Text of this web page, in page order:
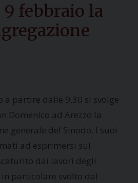
febbraio la
a partire dalle 9.30 si svolge
Domenico ad Arezzo la
generale del Sinodo. I suoi
ad esprimersi sul
dai lavori degli
particolare svolto dal